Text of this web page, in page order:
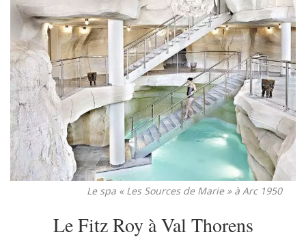
Le spa « Les Sources de Marie » à Arc 1950
Le Fitz Roy à Val Thorens